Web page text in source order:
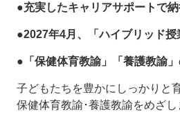
●充実したキャリアサポートで
●2027年4月、「ハイブリッド授
●「保健体育教諭」「養護教諭
子どもたちを豊かにしっかりと
保健体育教諭･養護教諭をめざし